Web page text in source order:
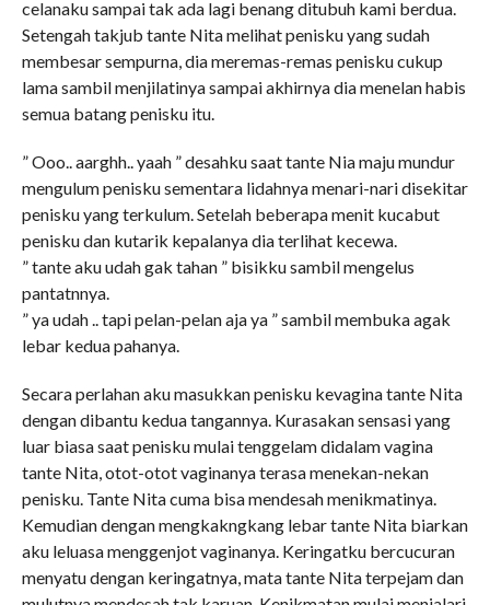
celanaku sampai tak ada lagi benang ditubuh kami berdua.
Setengah takjub tante Nita melihat penisku yang sudah
membesar sempurna, dia meremas-remas penisku cukup
lama sambil menjilatinya sampai akhirnya dia menelan habis
semua batang penisku itu.
” Ooo.. aarghh.. yaah ” desahku saat tante Nia maju mundur
mengulum penisku sementara lidahnya menari-nari disekitar
penisku yang terkulum. Setelah beberapa menit kucabut
penisku dan kutarik kepalanya dia terlihat kecewa.
” tante aku udah gak tahan ” bisikku sambil mengelus
pantatnnya.
” ya udah .. tapi pelan-pelan aja ya ” sambil membuka agak
lebar kedua pahanya.
Secara perlahan aku masukkan penisku kevagina tante Nita
dengan dibantu kedua tangannya. Kurasakan sensasi yang
luar biasa saat penisku mulai tenggelam didalam vagina
tante Nita, otot-otot vaginanya terasa menekan-nekan
penisku. Tante Nita cuma bisa mendesah menikmatinya.
Kemudian dengan mengkakngkang lebar tante Nita biarkan
aku leluasa menggenjot vaginanya. Keringatku bercucuran
menyatu dengan keringatnya, mata tante Nita terpejam dan